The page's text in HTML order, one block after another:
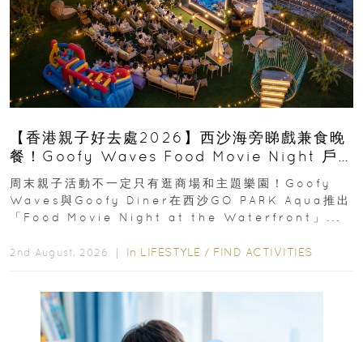
【香港親子好去處2026】西沙海旁睇戲兼食晚
餐！Goofy Waves Food Movie Night 戶
外影院逢週末登場
周末親子活動不一定只有逛商場和主題樂園！Goofy
Waves與Goofy Diner在西沙GO PARK Aqua推出
「Food Movie Night at the Waterfront」...
2nd August, 2026 ｜ In LIFESTYLE / FIND ACTIVITIES